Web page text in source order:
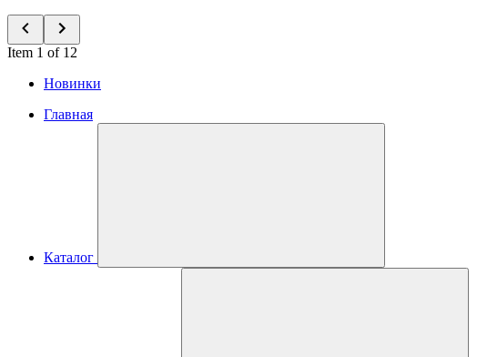
Item 1 of 12
Новинки
Главная
Каталог